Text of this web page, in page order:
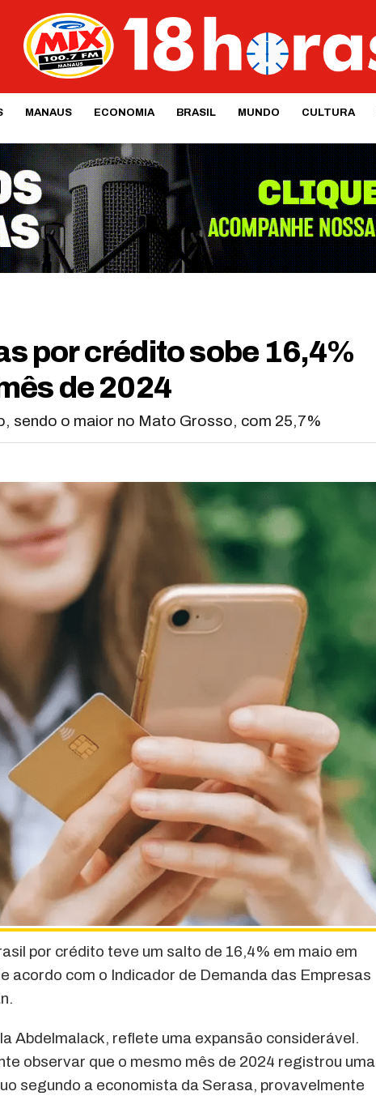
MANAUS ECONOMIA BRASIL MUNDO CULTURA
por crédito sobe 16,4%
de 2024
sendo o maior no Mato Grosso, com 25,7%
por crédito teve um salto de 16,4% em maio em
acordo com o Indicador de Demanda das Empresas
Abdelmalack, reflete uma expansão considerável.
observar que o mesmo mês de 2024 registrou uma
segundo a economista da Serasa, provavelmente